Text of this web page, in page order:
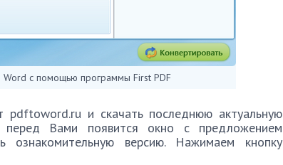
с помощью программы First PDF
и скачать последнюю актуальную
Вами появится окно с предложением
ознакомительную версию. Нажимаем кнопку